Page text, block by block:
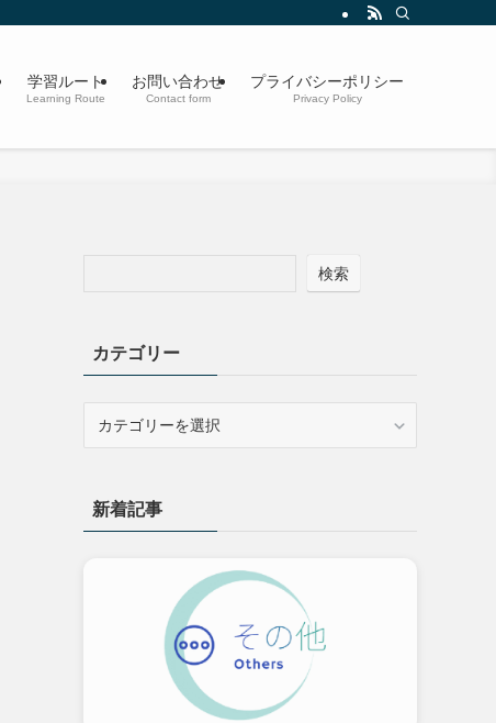
学習ルート
Learning Route
お問い合わせ
Contact form
プライバシーポリシー
Privacy Policy
検索
カテゴリー
ー新着記事